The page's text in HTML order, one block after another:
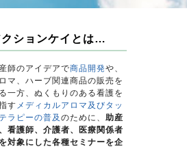
クションケイとは…
師のアイデアで商品開発や、
マ、ハーブ関連商品の販売を
一方、ぬくもりのある看護を
す メディカルアロマ及びタッ
ラピーの普及 のために、 助産
看護師、介護者、医療関係者
対象にした各種セミナーを企